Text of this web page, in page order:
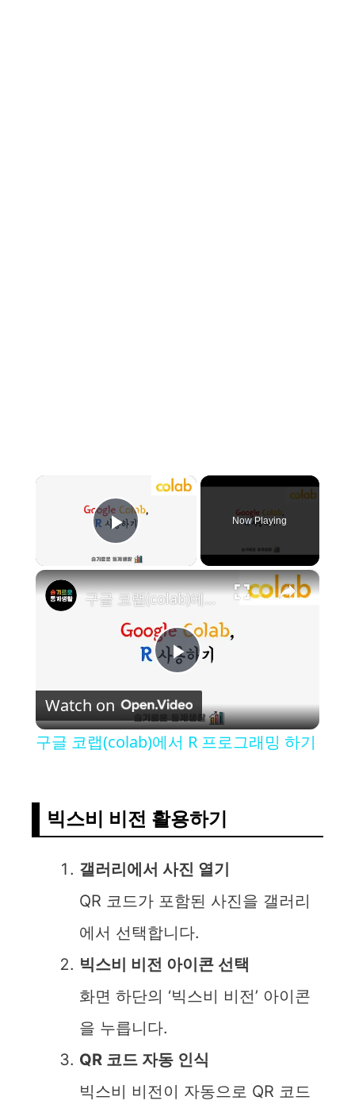
×
Play Video
Now Playing
×
P
l
y
V
i
d
e
o
구글 코랩(colab)에서 R 프로그래밍 하기
Watch on
구글 코랩(colab)에서 R 프로그래밍 하기
빅스비 비전 활용하기
갤러리에서 사진 열기
QR 코드가 포함된 사진을 갤러리
에서 선택합니다.
빅스비 비전 아이콘 선택
화면 하단의 ‘빅스비 비전’ 아이콘
을 누릅니다.
QR 코드 자동 인식
빅스비 비전이 자동으로 QR 코드